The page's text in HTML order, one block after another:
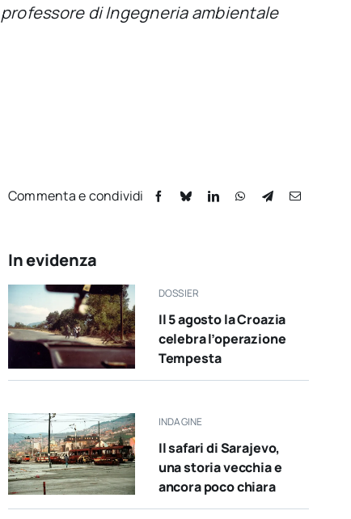
professore di Ingegneria ambientale
Commenta e condividi
In evidenza
DOSSIER
Il 5 agosto la Croazia
celebra l’operazione
Tempesta
INDAGINE
Il safari di Sarajevo,
una storia vecchia e
ancora poco chiara